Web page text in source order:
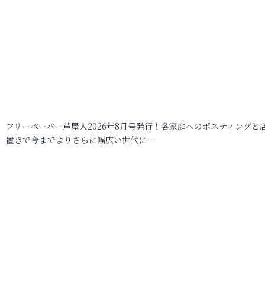
フリーペーパー芦屋人2026年8月号発行！各家庭へのポスティングと
置きで今までよりさらに幅広い世代に…